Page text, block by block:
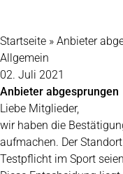
Startseite » Anbieter
Allgemein
02. Juli 2021
Anbieter abgesprungen
Liebe Mitglieder,
wir haben die
aufmachen. Der
Testpflicht im Sport